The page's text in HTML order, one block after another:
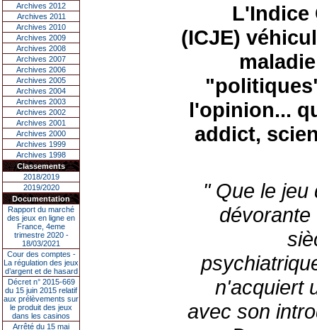
Archives 2012
Archives 2011
Archives 2010
Archives 2009
Archives 2008
Archives 2007
Archives 2006
Archives 2005
Archives 2004
Archives 2003
Archives 2002
Archives 2001
Archives 2000
Archives 1999
Archives 1998
Classements
2018/2019
2019/2020
Documentation
Rapport du marché
des jeux en ligne en
France, 4eme
trimestre 2020 -
18/03/2021
Cour des comptes -
La régulation des jeux
d’argent et de hasard
Décret n° 2015-669
du 15 juin 2015 relatif
aux prélèvements sur
le produit des jeux
dans les casinos
Arrêté du 15 mai
L'Indice
(ICJE)
l'opinion...
addict,
" Que le jeu
n'acquiert
avec son